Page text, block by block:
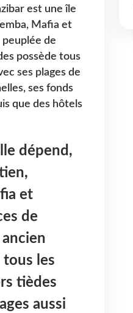
est une île
Mafia et
peuplée de
possède tous
ses plages de
ses fonds
que des hôtels
dépend,
et
de
tous les
tièdes
aussi